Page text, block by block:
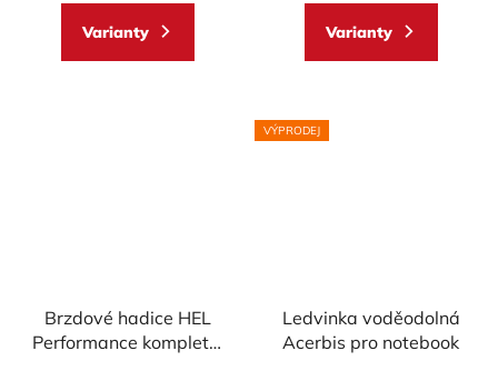
5
Varianty
5
Varianty
Brzdové hadice HEL
Performance kompletní
VÝPRODEJ
Ledvinka voděodolná
Acerbis pro notebook